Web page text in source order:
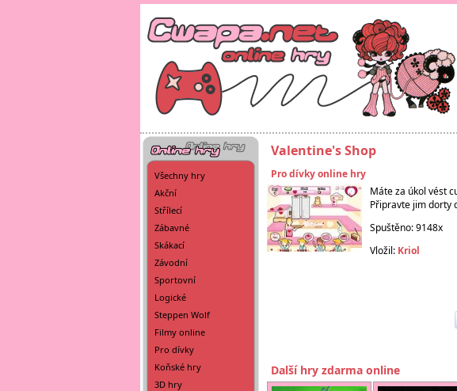
Všechny hry
Akční
Střílecí
Zábavné
Skákací
Závodní
Sportovní
Logické
Steppen Wolf
Filmy online
Pro dívky
Koňské hry
3D hry
Valentine's Shop
Pro dívky online hry
Máte za úkol vést
Připravte jim dorty
Spuštěno: 9148x
Vložil: Kriol
Další hry zdarma online